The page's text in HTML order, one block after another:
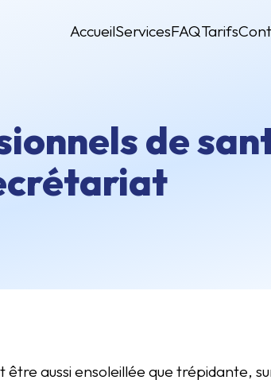
AccueilServicesFAQTarifs
de
être aussi ensoleillée que trépidante,